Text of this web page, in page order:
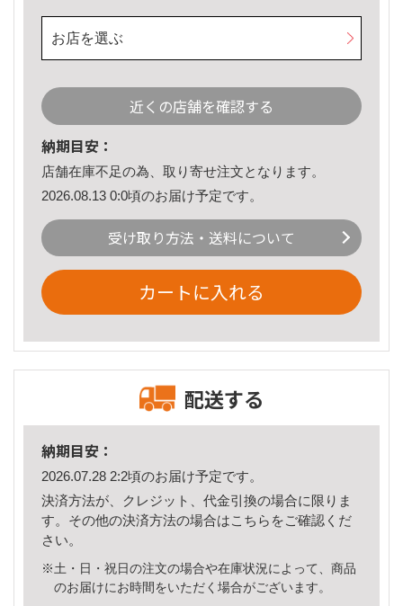
お店を選ぶ
近くの店舗を確認する
納期目安：
店舗在庫不足の為、取り寄せ注文となります。
2026.08.13 0:0頃のお届け予定です。
受け取り方法・送料について
カートに入れる
配送する
納期目安：
2026.07.28 2:2頃のお届け予定です。
決済方法が、クレジット、代金引換の場合に限りま
す。その他の決済方法の場合はこちら をご確認くだ
さい。
※土・日・祝日の注文の場合や在庫状況によって、商品
のお届けにお時間をいただく場合がございます。